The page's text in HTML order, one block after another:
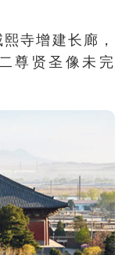
寺增建长廊，
尊贤圣像未完